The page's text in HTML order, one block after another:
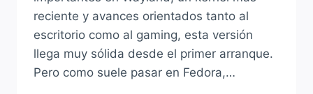
reciente y avances orientados tanto al
escritorio como al gaming, esta versión
llega muy sólida desde el primer arranque.
Pero como suele pasar en Fedora,…